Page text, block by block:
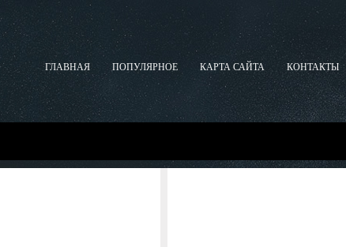
ГЛАВНАЯ ПОПУЛЯРНОЕ КАРТА САЙТА КОНТАКТЫ